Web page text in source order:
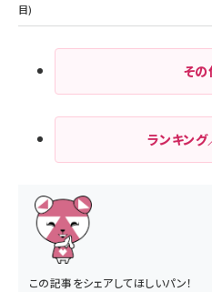
その
ランキン
この記事をシェアしてほしいパン！